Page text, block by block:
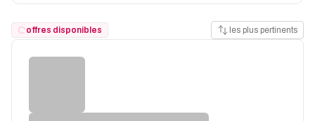
offres disponibles les plus pertinents